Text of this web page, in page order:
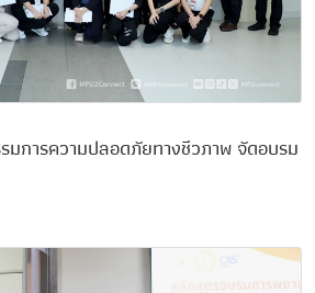
มการความปลอดภัยทางชีวภาพ จัดอบรม